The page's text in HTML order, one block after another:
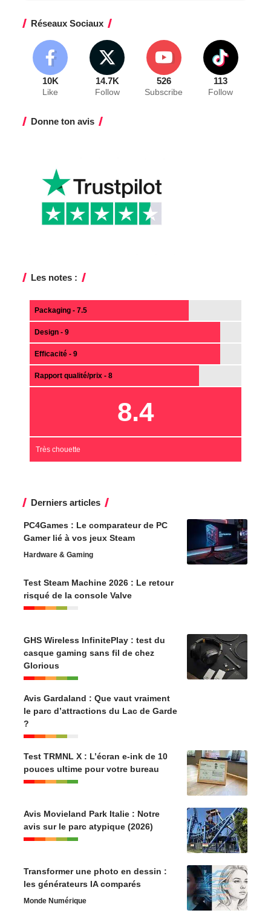
Réseaux Sociaux
10K
Like
14.7K
Follow
526
Subscribe
113
Follow
Donne ton avis
Les notes :
Packaging - 7.5
Design - 9
Efficacité - 9
Rapport qualité/prix - 8
8.4
Très chouette
Derniers articles
PC4Games : Le comparateur de PC
Gamer lié à vos jeux Steam
Hardware & Gaming
Test Steam Machine 2026 : Le retour
risqué de la console Valve
GHS Wireless InfinitePlay : test du
casque gaming sans fil de chez
Glorious
Avis Gardaland : Que vaut vraiment
le parc d’attractions du Lac de Garde
?
Test TRMNL X : L’écran e-ink de 10
pouces ultime pour votre bureau
Avis Movieland Park Italie : Notre
avis sur le parc atypique (2026)
Transformer une photo en dessin :
les générateurs IA comparés
Monde Numérique